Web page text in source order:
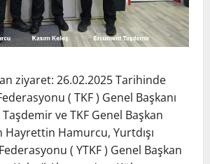
ziyaret: 26.02.2025 Tarihinde
( TKF ) Genel Başkanı
ve TKF Genel Başkan
Hayrettin Hamurcu, Yurtdışı
( YTKF ) Genel Başkan